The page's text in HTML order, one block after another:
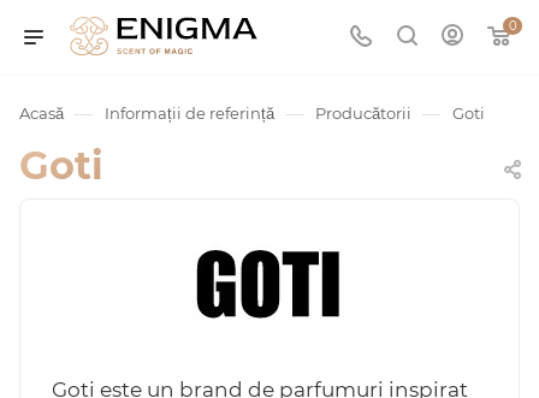
0
Acasă — Informații de referință — Producătorii — Goti
Goti
Goti este un brand de parfumuri inspirat